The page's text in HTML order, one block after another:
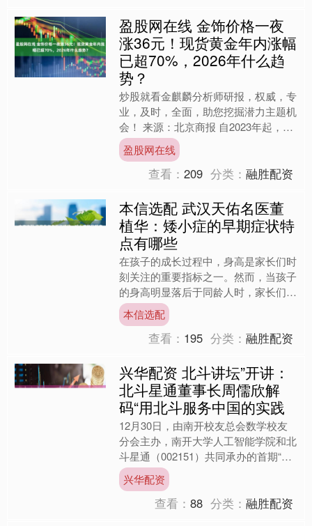
盈股网在线 金饰价格一夜
涨36元！现货黄金年内涨幅
已超70%，2026年什么趋
势？
炒股就看金麒麟分析师研报，权威，专
业，及时，全面，助您挖掘潜力主题机
会！ 来源：北京商报 自2023年起，现
货黄金便开启持续上涨态势。截至
2025年12月23日....
盈股网在线
查看：209 分类：融胜配资
本信选配 武汉天佑名医董
植华：矮小症的早期症状特
点有哪些
在孩子的成长过程中，身高是家长们时
刻关注的重要指标之一。然而，当孩子
的身高明显落后于同龄人时，家长们可
能会开始担忧是否患有矮小症。了解矮
小症的早期症状特点，对于....
本信选配
查看： 195 分类：融胜配资
兴华配资 北斗讲坛”开讲：
北斗星通董事长周儒欣解
码“用北斗服务中国的实践
12月30日，由南开校友总会数学校友
分会主办，南开大学人工智能学院和北
斗星通（002151）共同承办的首期“北
斗讲坛”在南开大学举办。 北斗星通创
始人、董事长周....
兴华配资
查看：88 分类：融胜配资